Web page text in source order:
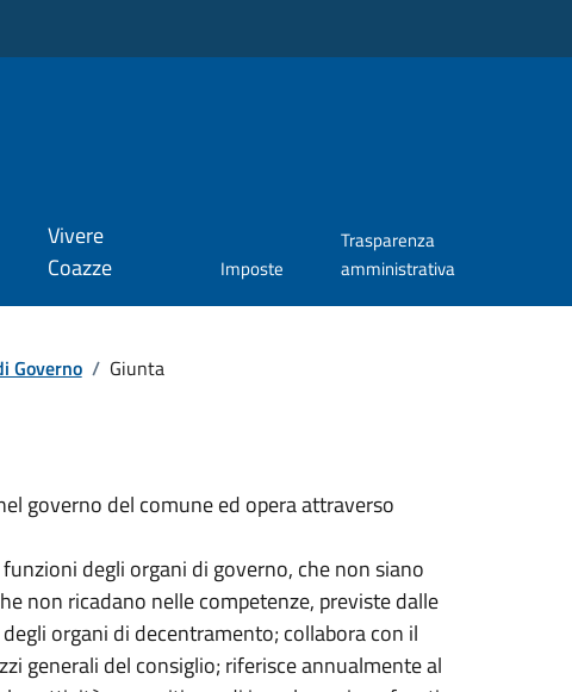
Vivere
Coazze
Imposte
Trasparenza
amministrativa
Governo / Giunta
governo del comune ed opera attraverso
degli organi di governo, che non siano
non ricadano nelle competenze, previste dalle
organi di decentramento; collabora con il
generali del consiglio; riferisce annualmente al